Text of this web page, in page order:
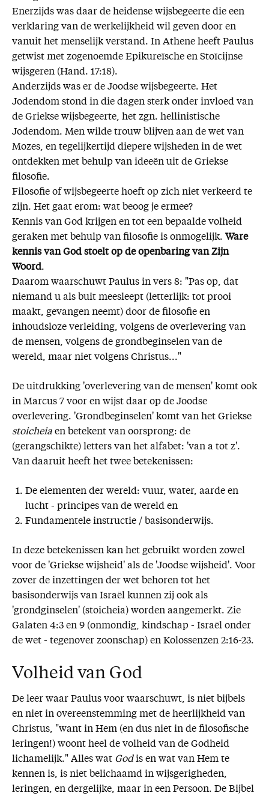
Enerzijds was daar de heidense wijsbegeerte die een
verklaring van de werkelijkheid wil geven door en
vanuit het menselijk verstand. In Athene heeft Paulus
getwist met zogenoemde Epikureïsche en Stoïcijnse
wijsgeren (Hand. 17:18).
Anderzijds was er de Joodse wijsbegeerte. Het
Jodendom stond in die dagen sterk onder invloed van
de Griekse wijsbegeerte, het zgn. hellinistische
Jodendom. Men wilde trouw blijven aan de wet van
Mozes, en tegelijkertijd diepere wijsheden in de wet
ontdekken met behulp van ideeën uit de Griekse
filosofie.
Filosofie of wijsbegeerte hoeft op zich niet verkeerd te
zijn. Het gaat erom: wat beoog je ermee?
Kennis van God krijgen en tot een bepaalde volheid
geraken met behulp van filosofie is onmogelijk. Ware
kennis van God stoelt op de openbaring van Zijn
Woord.
Daarom waarschuwt Paulus in vers 8: "Pas op, dat
niemand u als buit meesleept (letterlijk: tot prooi
maakt, gevangen neemt) door de filosofie en
inhoudsloze verleiding, volgens de overlevering van
de mensen, volgens de grondbeginselen van de
wereld, maar niet volgens Christus..."
De uitdrukking 'overlevering van de mensen' komt ook
in Marcus 7 voor en wijst daar op de Joodse
overlevering. 'Grondbeginselen' komt van het Griekse
stoicheia en betekent van oorsprong: de
(gerangschikte) letters van het alfabet: 'van a tot z'.
Van daaruit heeft het twee betekenissen:
De elementen der wereld: vuur, water, aarde en
lucht - principes van de wereld en
Fundamentele instructie / basisonderwijs.
In deze betekenissen kan het gebruikt worden zowel
voor de 'Griekse wijsheid' als de 'Joodse wijsheid'. Voor
zover de inzettingen der wet behoren tot het
basisonderwijs van Israël kunnen zij ook als
'grondginselen' (stoicheia) worden aangemerkt. Zie
Galaten 4:3 en 9 (onmondig, kindschap - Israël onder
de wet - tegenover zoonschap) en Kolossenzen 2:16-23.
Volheid van God
De leer waar Paulus voor waarschuwt, is niet bijbels
en niet in overeenstemming met de heerlijkheid van
Christus, "want in Hem (en dus niet in de filosofische
leringen!) woont heel de volheid van de Godheid
lichamelijk." Alles wat Godis en wat van Hem te
kennen is, is niet belichaamd in wijsgerigheden,
leringen, en dergelijke, maar in een Persoon. De Bijbel